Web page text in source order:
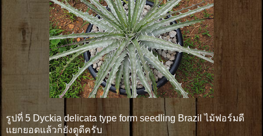
รูปที่ 5 Dyckia delicata type form seedling Brazil ไม้ฟอร์มดี
แยกยอดแล้วก็ยังดูดีครับ